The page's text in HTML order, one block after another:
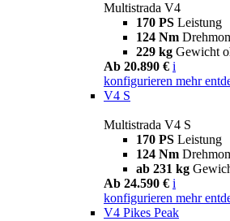
Multistrada V4
170 PS Leistung
124 Nm
229 kg Gewicht
Ab 20.890 € i
konfigurieren mehr
V4 S
Multistrada V4 S
170 PS Leistung
124 Nm
ab 231 kg
Ab 24.590 € i
konfigurieren mehr
V4 Pikes Peak